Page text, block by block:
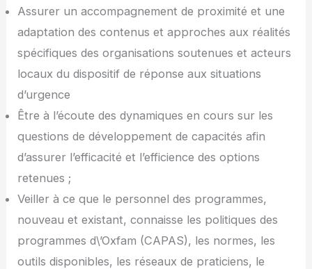
Assurer un accompagnement de proximité et une
adaptation des contenus et approches aux réalités
spécifiques des organisations soutenues et acteurs
locaux du dispositif de réponse aux situations
d’urgence
Être à l’écoute des dynamiques en cours sur les
questions de développement de capacités afin
d’assurer l’efficacité et l’efficience des options
retenues ;
Veiller à ce que le personnel des programmes,
nouveau et existant, connaisse les politiques des
programmes d\’Oxfam (CAPAS), les normes, les
outils disponibles, les réseaux de praticiens, le